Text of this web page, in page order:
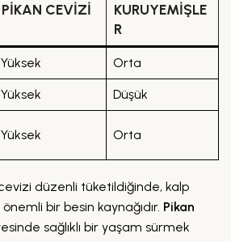
PIKAN CEVIZI
KURUYEMIŞLE
R
Yüksek Orta
Yüksek Düşük
Yüksek Orta
düzenli tüketildiğinde, kalp
önemli bir besin kaynağıdır. Pikan
sağlıklı bir yaşam sürmek